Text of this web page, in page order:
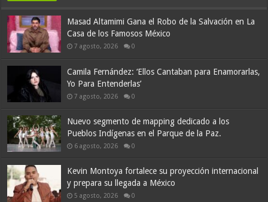
Masad Altamimi Gana el Robo de la Salvación en La
Casa de los Famosos México
7 agosto, 2026 0
Camila Fernández: ‘Ellos Cantaban para Enamorarlas,
Yo Para Entenderlas’
7 agosto, 2026 0
Nuevo segmento de mapping dedicado a los
Pueblos Indígenas en el Parque de la Paz.
6 agosto, 2026 0
Kevin Montoya fortalece su proyección internacional
y prepara su llegada a México
5 agosto, 2026 0